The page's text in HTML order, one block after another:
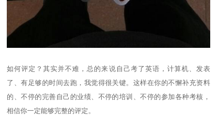
如何评定？其实并不难，总的来说自己考了英语，计算机、发表
了、有足够的时间去跑，我觉得很关键。这样在你的不懈补充资料
的、不停的完善自己的业绩、不停的培训、不停的参加各种考核，
相信你一定能够完整的评定。